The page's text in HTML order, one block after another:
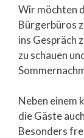
Wir möchten
Bürgerbüros
ins Gespräch
zu schauen
Neben einem
die Gäste
Besonders